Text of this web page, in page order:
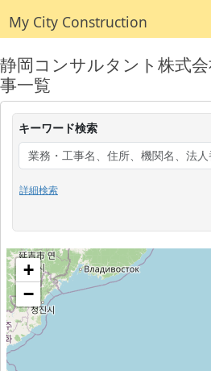
My City Construction
静岡コンサルタント株式
事一覧
キーワード検索
詳細検索
+
−